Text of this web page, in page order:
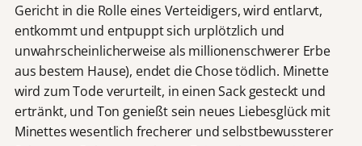
Gericht in die Rolle eines Verteidigers, wird entlarvt,
entkommt und entpuppt sich urplötzlich und
unwahrscheinlicherweise als millionenschwerer Erbe
aus bestem Hause), endet die Chose tödlich. Minette
wird zum Tode verurteilt, in einen Sack gesteckt und
ertränkt, und Ton genießt sein neues Liebesglück mit
Minettes wesentlich frecherer und selbstbewussterer